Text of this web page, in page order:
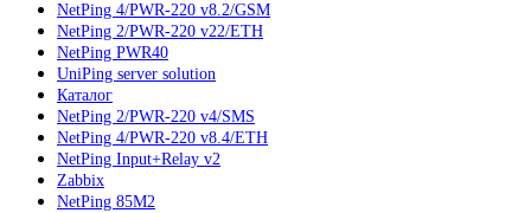
NetPing 4/PWR-220 v8.2/GSM
NetPing 2/PWR-220 v22/ETH
NetPing PWR40
UniPing server solution
Каталог
NetPing 2/PWR-220 v4/SMS
NetPing 4/PWR-220 v8.4/ETH
NetPing Input+Relay v2
Zabbix
NetPing 85M2